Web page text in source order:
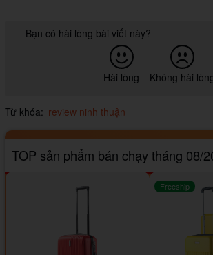
Bạn có hài lòng bài viết này?
Hài lòng Không hài
Từ khóa: review ninh thuận
TOP sản phẩm bán chạy tháng 08/
Freeship